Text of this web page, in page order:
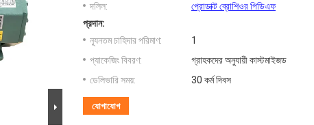
দলিল:
প্রোডাক্ট ব্রোশিওর পিডিএফ
প্রদান:
ন্যূনতম চাহিদার পরিমাণ:
1
প্যাকেজিং বিবরণ:
গ্রাহকদের অনুযায়ী কাস্টমাইজড
ডেলিভারি সময়:
30 কর্ম দিবস
যোগাযোগ